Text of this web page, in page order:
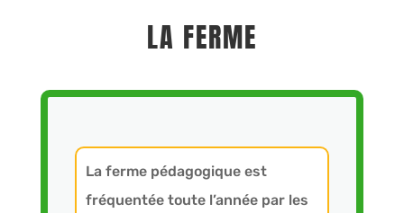
LA FERME
La ferme pédagogique est
fréquentée toute l’année par les